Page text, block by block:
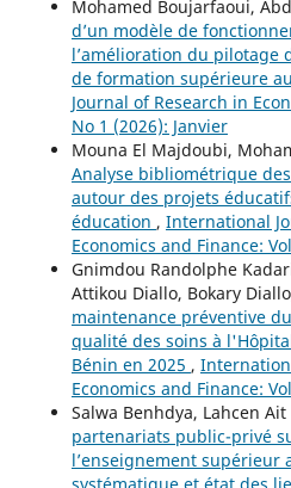
Mohamed Boujarfaoui,
d’un modèle de
l’amélioration du pilotage
de formation supérieure
Journal of Research in
No 1 (2026): Janvier
Mouna El Majdoubi,
Analyse bibliométrique
autour des projets
éducation , International
Economics and Finance:
Gnimdou Randolphe
Attikou Diallo, Bokary
maintenance préventive
qualité des soins à
Bénin en 2025 ,
Economics and Finance:
Salwa Benhdya, Lahcen Ait
partenariats public-privé
l’enseignement supérieur